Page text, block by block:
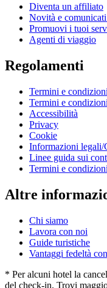
Diventa un affiliato
Novità e comunicati
Promuovi i tuoi
Agenti di viaggio
Regolamenti
Termini e condizioni
Termini e
Accessibilità
Privacy
Cookie
Informazioni legali/
Linee guida sui
Termini e
Altre
Chi siamo
Lavora con noi
Guide turistiche
Vantaggi fedeltà
* Per alcuni hotel la
del check-in. Trovi